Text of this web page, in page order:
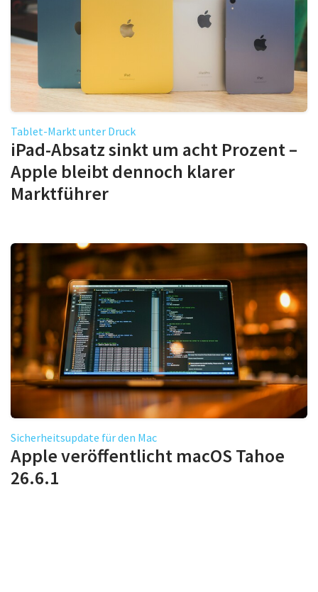
Tablet-Markt unter Druck
iPad-Absatz sinkt um acht Prozent –
Apple bleibt dennoch klarer
Marktführer
Sicherheitsupdate für den Mac
Apple veröffentlicht macOS Tahoe
26.6.1